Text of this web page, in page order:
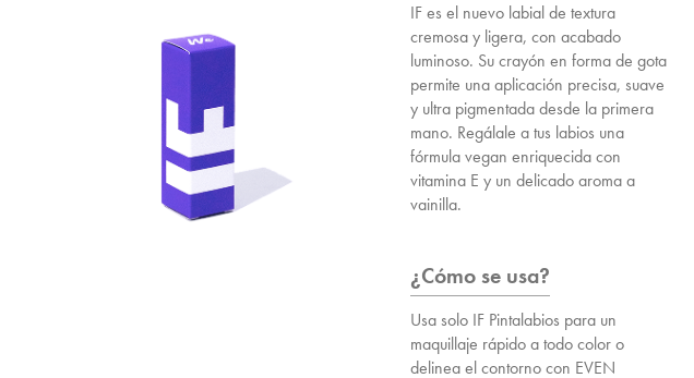
IF es el nuevo labial de textura
cremosa y ligera, con acabado
luminoso. Su crayón en forma de gota
permite una aplicación precisa, suave
y ultra pigmentada desde la primera
mano. Regálale a tus labios una
fórmula vegan enriquecida con
vitamina E y un delicado aroma a
vainilla.
¿Cómo se usa?
Usa solo IF Pintalabios para un
maquillaje rápido a todo color o
delinea el contorno con EVEN